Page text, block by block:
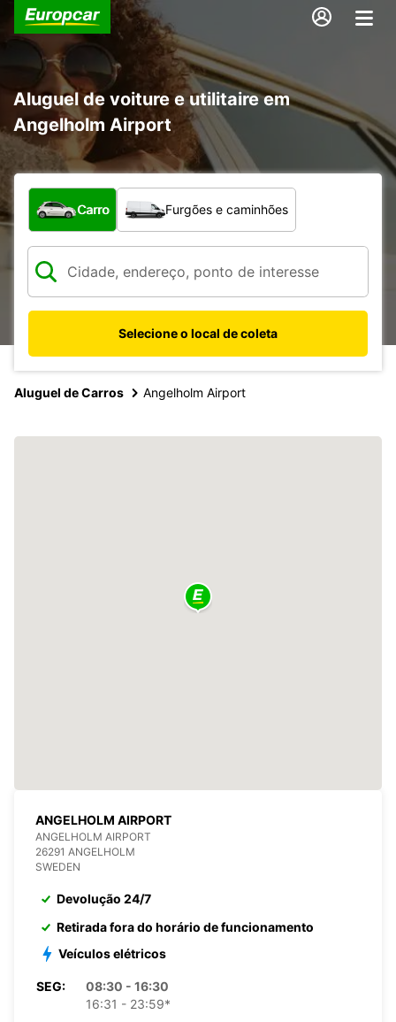
Aluguel de voiture e utilitaire em
Angelholm Airport
Qual tipo de veículo?
Carro Furgões e caminhões
Selecione o local de coleta
Aluguel de Carros Angelholm Airport
ANGELHOLM AIRPORT
ANGELHOLM AIRPORT
26291 ANGELHOLM
SWEDEN
Devolução 24/7
Retirada fora do horário de funcionamento
Veículos elétricos
SEG:
08:30 - 16:30
16:31 - 23:59*